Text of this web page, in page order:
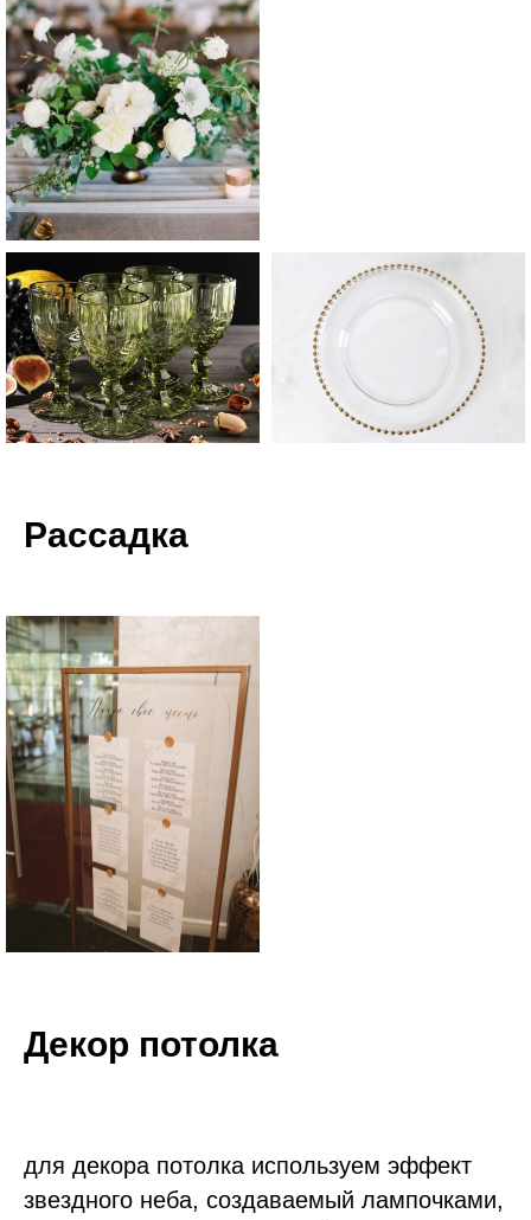
Рассадка
Декор потолка
для декора потолка используем эффект
звездного неба, создаваемый лампочками,